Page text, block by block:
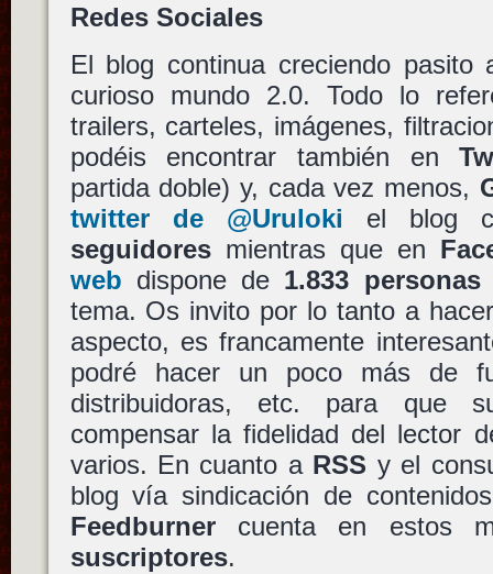
Redes Sociales
El blog continua creciendo
curioso mundo 2.0. Todo lo
trailers, carteles, imágenes,
podéis encontrar también en
partida doble) y, cada vez menos,
twitter de @Uruloki el blog
seguidoresmientras que en
web dispone de 1.833 personas
tema. Os invito por lo tanto a
aspecto, es francamente
podré hacer un poco más de
distribuidoras, etc. para que
compensar la fidelidad del lector
varios. En cuanto a RSS y el
blog vía sindicación de
Feedburnercuenta en estos
suscriptores.